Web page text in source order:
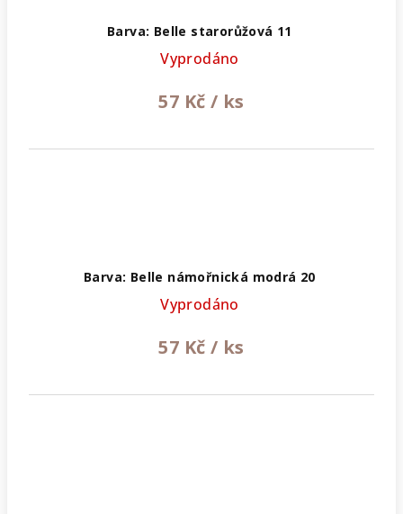
Barva: Belle starorůžová 11
Vyprodáno
57 Kč / ks
Barva: Belle námořnická modrá 20
Vyprodáno
57 Kč / ks